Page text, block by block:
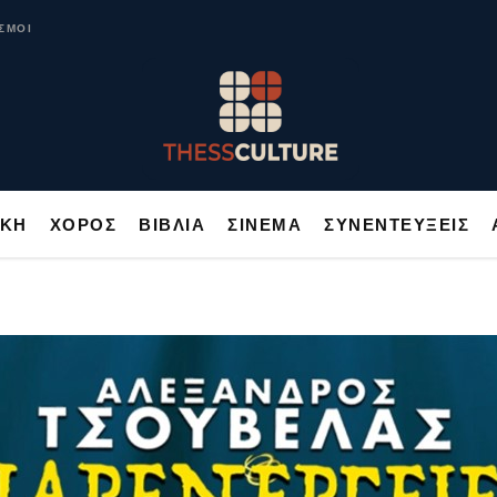
ΧΟΡΟΣ ΒΙΒΛΙΑ ΣΙΝΕΜΑ ΣΥΝΕΝΤΕΥΞΕΙΣ